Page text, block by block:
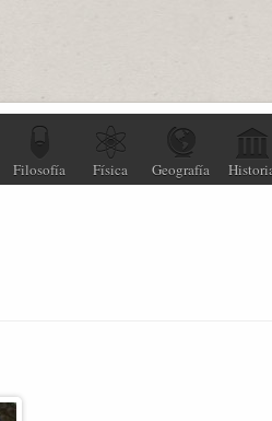
Filosofía Física Geografía